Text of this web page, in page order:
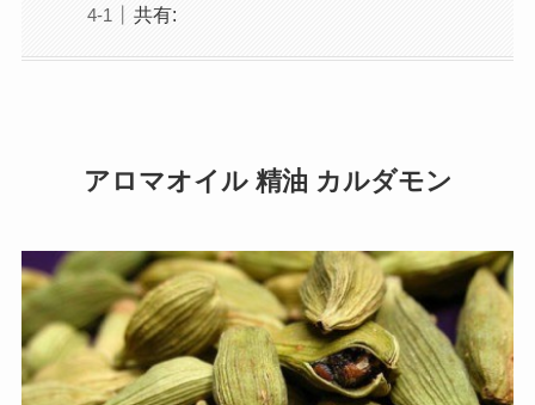
共有:
アロマオイル 精油 カルダモン